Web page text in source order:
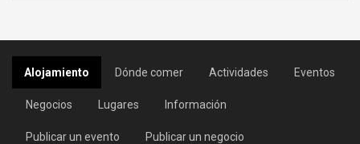
Alojamiento Dónde comer Actividades Eventos
Negocios Lugares Información
Publicar un evento Publicar un negocio